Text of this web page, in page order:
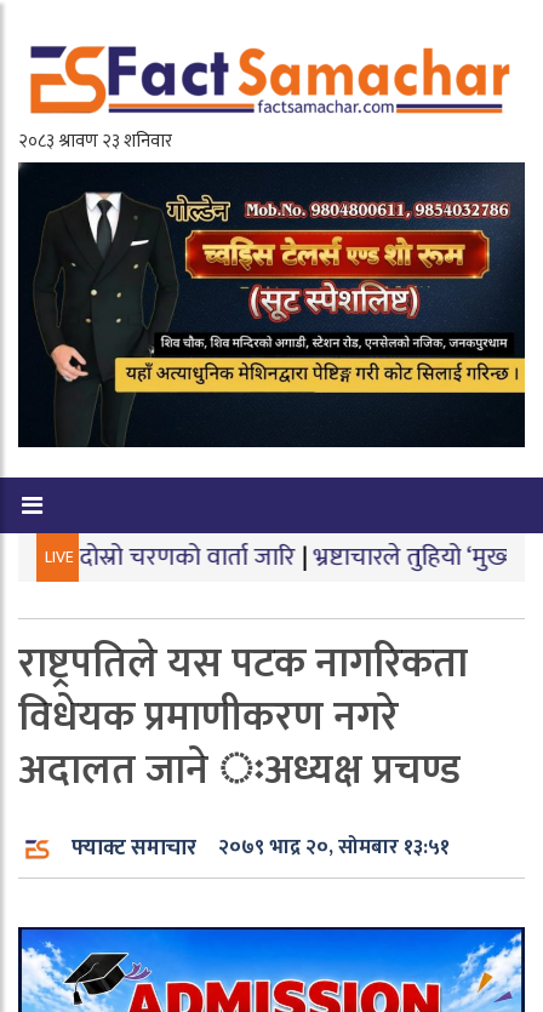
LIVEवार्ता जारि|भ्रष्टाचारले तुहियो ‘मुख्यमन्त्री बेटी
राष्ट्रपतिले यस पटक नागरिकता
विधेयक प्रमाणीकरण नगरे
अदालत जाने ःअध्यक्ष प्रचण्ड
फ्याक्ट समाचार २०७९ भाद्र २०, सोमबार १३:५१